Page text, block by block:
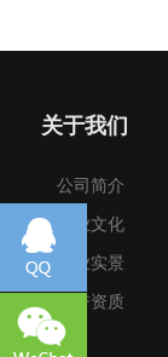
关于我们
公司简介
企业文化
企业实景
荣誉资质